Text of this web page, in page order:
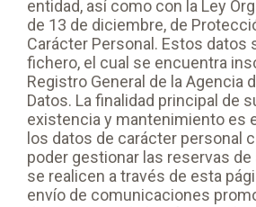
entidad, así como con la Ley
de 13 de diciembre, de
Carácter Personal. Estos datos
fichero, el cual se encuentra
Registro General de la Agencia
Datos. La finalidad principal de
existencia y mantenimiento es
los datos de carácter personal
poder gestionar las reservas
se realicen a través de esta
envío de comunicaciones